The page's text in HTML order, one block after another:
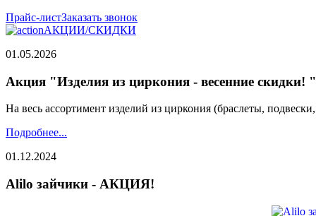
Прайс-листЗаказать звонок
АКЦИИ/СКИДКИ
01.05.2026
Акция "Изделия из циркония - весенние скидки! "
На весь ассортимент изделий из циркония (браслеты,
Подробнее...
01.12.2024
Alilo зайчики - АКЦИЯ!